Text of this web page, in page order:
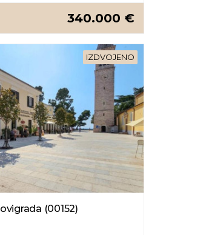
340.000 €
IZDVOJENO
(00152)